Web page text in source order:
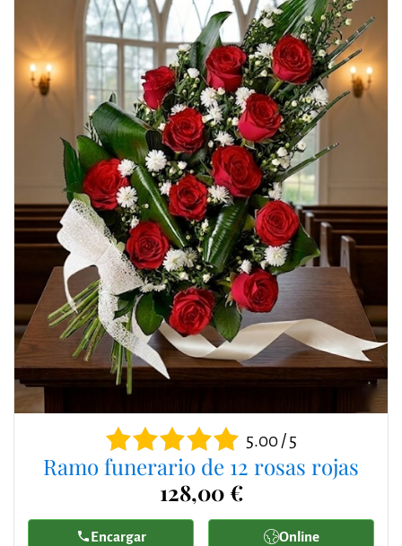
5.00 / 5
Ramo funerario de 12 rosas rojas
128,00 €
Encargar Online